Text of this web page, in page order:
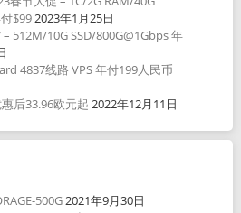
$992023年1月25日
512M/10G SSD/800G@1Gbps 年
4837线路 VPS 年付199人民币
后33.96欧元起 2022年12月11日
500G2021年9月30日